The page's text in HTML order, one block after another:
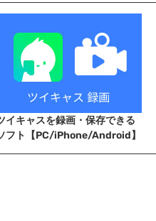
イキャスを録画・保存できる
フト【PC/iPhone/Android】